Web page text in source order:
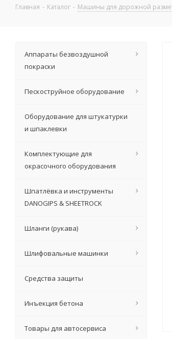
Главная - Каталог - Машины для дорожной
Аппараты безвоздушной
покраски
Пескоструйное оборудование
Оборудование для штукатурки
и шпаклевки
Комплектующие для
окрасочного оборудования
Шпатлёвка и инструменты
DANOGIPS & SHEETROCK
Шланги (рукава)
Шлифовальные машинки
Средства защиты
Инъекция бетона
Товары для автосервиса